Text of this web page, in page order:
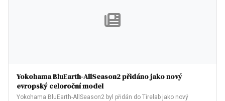
Yokohama BluEarth-AllSeason2 přidáno jako nový
evropský celoroční model
Yokohama BluEarth-AllSeason2 byl přidán do Tirelab jako nový